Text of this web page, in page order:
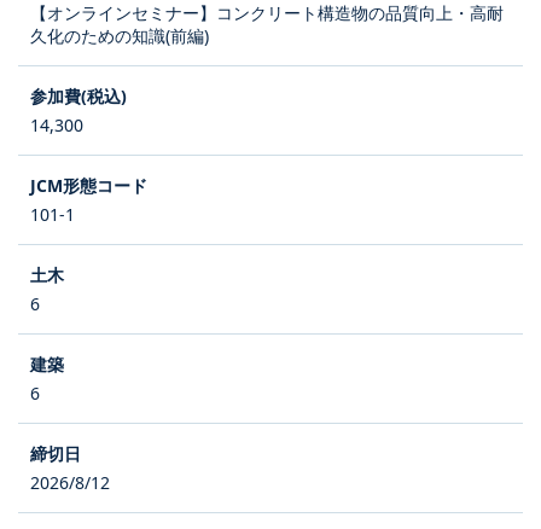
【オンラインセミナー】コンクリート構造物の品質向上・高耐
久化のための知識(前編)
14,300
101-1
6
6
2026/8/12